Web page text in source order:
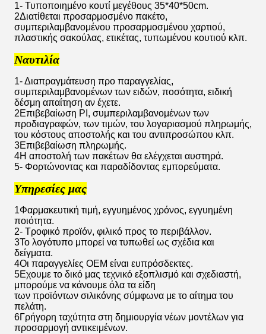
1- Τυποποιημένο κουτί μεγέθους 35*40*50cm.
2Διατίθεται προσαρμοσμένο πακέτο,
συμπεριλαμβανομένου προσαρμοσμένου χαρτιού,
πλαστικής σακούλας, ετικέτας, τυπωμένου κουτιού κλπ.
Ναυτιλία
1- Διαπραγμάτευση προ παραγγελίας,
συμπεριλαμβανομένων των ειδών, ποσότητα, ειδική
δέσμη απαίτηση αν έχετε.
2Επιβεβαίωση PI, συμπεριλαμβανομένων των
προδιαγραφών, των τιμών, του λογαριασμού πληρωμής,
του κόστους αποστολής και του αντιπροσώπου κλπ.
3Επιβεβαίωση πληρωμής.
4Η αποστολή των πακέτων θα ελέγχεται αυστηρά.
5- Φορτώνοντας και παραδίδοντας εμπορεύματα.
Υπηρεσίες μας
1Φαρμακευτική τιμή, εγγυημένος χρόνος, εγγυημένη
ποιότητα.
2- Τροφικό προϊόν, φιλικό προς το περιβάλλον.
3Το λογότυπο μπορεί να τυπωθεί ως σχέδια και
δείγματα.
4Οι παραγγελίες OEM είναι ευπρόσδεκτες.
5Εχουμε το δικό μας τεχνικό εξοπλισμό και σχεδιαστή,
μπορούμε να κάνουμε όλα τα είδη
των προϊόντων σιλικόνης σύμφωνα με το αίτημα του
πελάτη.
6Γρήγορη ταχύτητα στη δημιουργία νέων μοντέλων για
προσαρμογή αντικειμένων.